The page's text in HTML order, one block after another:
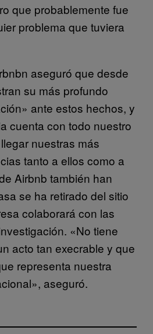
que probablemente fue
problema que tuviera
aseguró que desde
su más profundo
ante estos hechos, y
cuenta con todo nuestro
nuestras más
tanto a ellos como a
Airbnb también han
se ha retirado del sitio
colaborará con las
«No tiene
acto tan execrable y que
representa nuestra
aseguró.